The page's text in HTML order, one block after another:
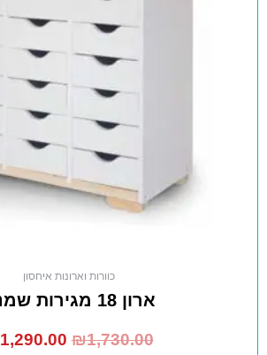
כוורות וארונות איחסון
ארון 18 מגירות שמנת
₪1,730.00
1,290.00